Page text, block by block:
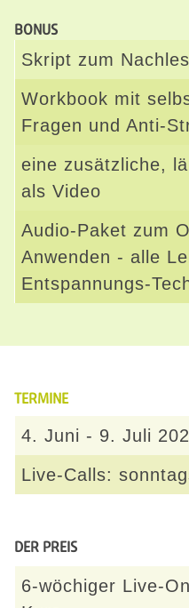
BONUS
Skript zum
Workbook mit
Fragen und Anti-
eine zusätzliche,
als Video
Audio-Paket zum
Anwenden - alle
Entspannungs-
TERMINE
4. Juni - 9. Juli
Live-Calls:
DER PREIS
6-wöchiger Live-